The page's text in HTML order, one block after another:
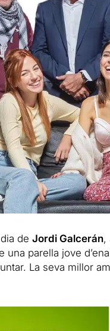
de Jordi Galcerán,
una parella jove
La seva millor